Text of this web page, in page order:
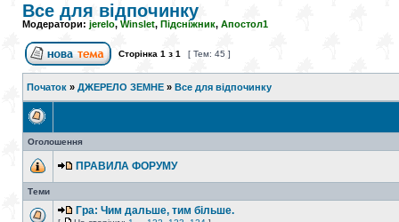
Все для відпочинку
Модератори: jerelo, Winslet, Підсніжник, Апостол1
Сторінка 1 з 1 [ Тем: 45 ]
Початок » ДЖЕРЕЛО ЗЕМНЕ » Все для відпочинку
Оголошення
ПРАВИЛА ФОРУМУ
Теми
Гра: Чим дальше, тим більше.